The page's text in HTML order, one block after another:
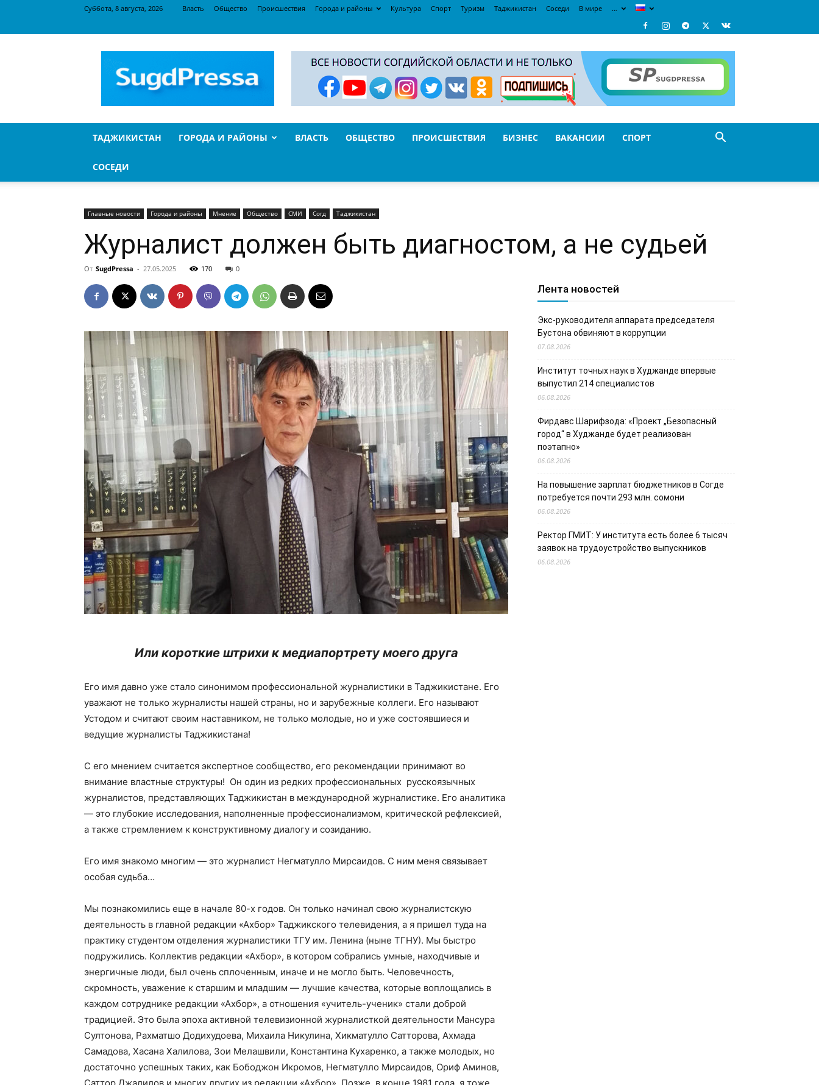
Суббота, 8 августа, 2026 Власть Общество Происшествия Города и районы Культура Спорт Туризм Таджикистан Соседи В мире …
ТАДЖИКИСТАН ГОРОДА И РАЙОНЫ ВЛАСТЬ ОБЩЕСТВО ПРОИСШЕСТВИЯ БИЗНЕС ВАКАНСИИ СПОРТ
СОСЕДИ
Главные новости Города и районы Мнение Общество СМИ Согд Таджикистан
Журналист должен быть диагностом, а не судьей
От SugdPressa - 27.05.2025 170 0
Или короткие штрихи к медиапортрету моего друга
Его имя давно уже стало синонимом профессиональной журналистики в Таджикистане. Его
уважают не только журналисты нашей страны, но и зарубежные коллеги. Его называют
Устодом и считают своим наставником, не только молодые, но и уже состоявшиеся и
ведущие журналисты Таджикистана!
С его мнением считается экспертное сообщество, его рекомендации принимают во
внимание властные структуры! Он один из редких профессиональных русскоязычных
журналистов, представляющих Таджикистан в международной журналистике. Его аналитика
— это глубокие исследования, наполненные профессионализмом, критической рефлексией,
а также стремлением к конструктивному диалогу и созиданию.
Его имя знакомо многим — это журналист Негматулло Мирсаидов. С ним меня связывает
особая судьба…
Мы познакомились еще в начале 80-х годов. Он только начинал свою журналистскую
деятельность в главной редакции «Ахбор» Таджикского телевидения, а я пришел туда на
практику студентом отделения журналистики ТГУ им. Ленина (ныне ТГНУ). Мы быстро
подружились. Коллектив редакции «Ахбор», в котором собрались умные, находчивые и
энергичные люди, был очень сплоченным, иначе и не могло быть. Человечность,
скромность, уважение к старшим и младшим — лучшие качества, которые воплощались в
каждом сотруднике редакции «Ахбор», а отношения «учитель-ученик» стали доброй
традицией. Это была эпоха активной телевизионной журналисткой деятельности Мансура
Султонова, Рахматшо Додихудоева, Михаила Никулина, Хикматулло Сатторова, Ахмада
Самадова, Хасана Халилова, Зои Мелашвили, Константина Кухаренко, а также молодых, но
достаточно успешных таких, как Бободжон Икромов, Негматулло Мирсаидов, Ориф Аминов,
Лента новостей
Экс-руководителя аппарата председателя
Бустона обвиняют в коррупции
07.08.2026
Институт точных наук в Худжанде впервые
выпустил 214 специалистов
06.08.2026
Фирдавс Шарифзода: «Проект „Безопасный
город“ в Худжанде будет реализован
поэтапно»
06.08.2026
На повышение зарплат бюджетников в Согде
потребуется почти 293 млн. сомони
06.08.2026
Ректор ГМИТ: У института есть более 6 тысяч
заявок на трудоустройство выпускников
06.08.2026